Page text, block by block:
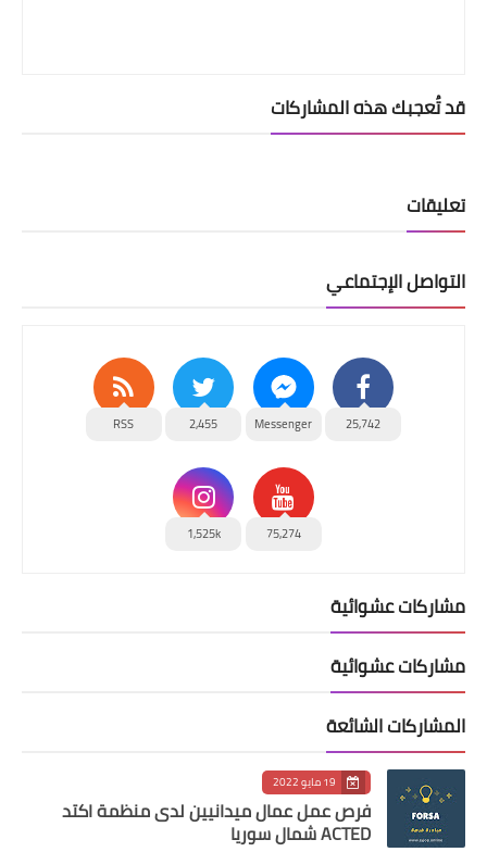
قد تُعجبك هذه المشاركات
تعليقات
التواصل الإجتماعي
25,742
Messenger
2,455
RSS
75,274
1,525k
مشاركات عشوائية
مشاركات عشوائية
المشاركات الشائعة
19 مايو 2022
فرص عمل عمال ميدانيين لدى منظمة اكتد
ACTED شمال سوريا